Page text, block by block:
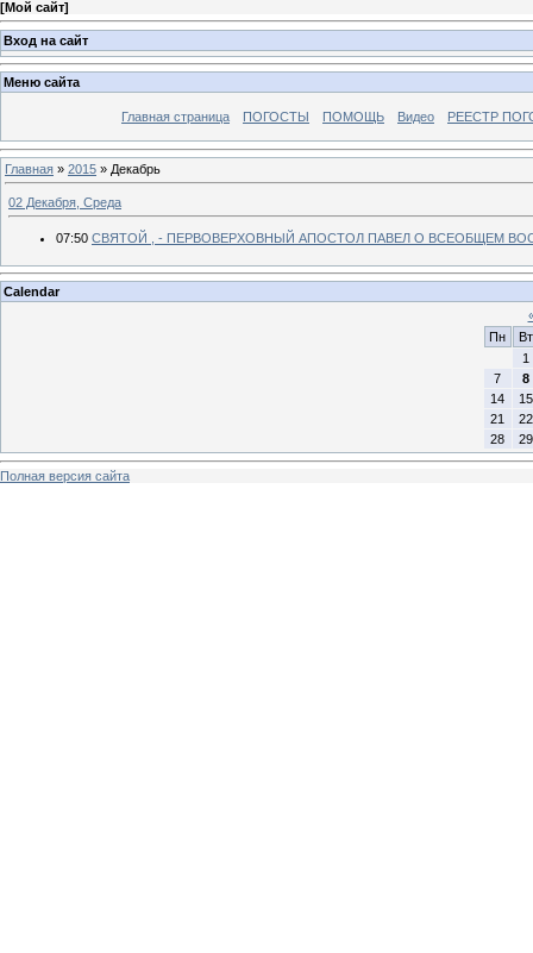
[Мой сайт]
Вход на сайт
Меню сайта
Главная страница ПОГОСТЫ ПОМОЩЬ Видео РЕЕСТР
Главная » 2015 » Декабрь
02 Декабря, Среда
07:50 СВЯТОЙ , - ПЕРВОВЕРХОВНЫЙ АПОСТОЛ ПАВЕЛ О ВСЕОБЩЕМ
Calendar
Пн
Вт
1
7
8
14
15
21
22
28
29
Полная версия сайта